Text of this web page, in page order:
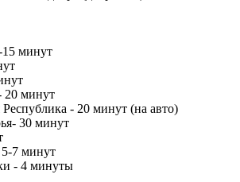
минут
20 минут
Республика - 20 минут (на авто)
30 минут
7 минут
- 4 минуты